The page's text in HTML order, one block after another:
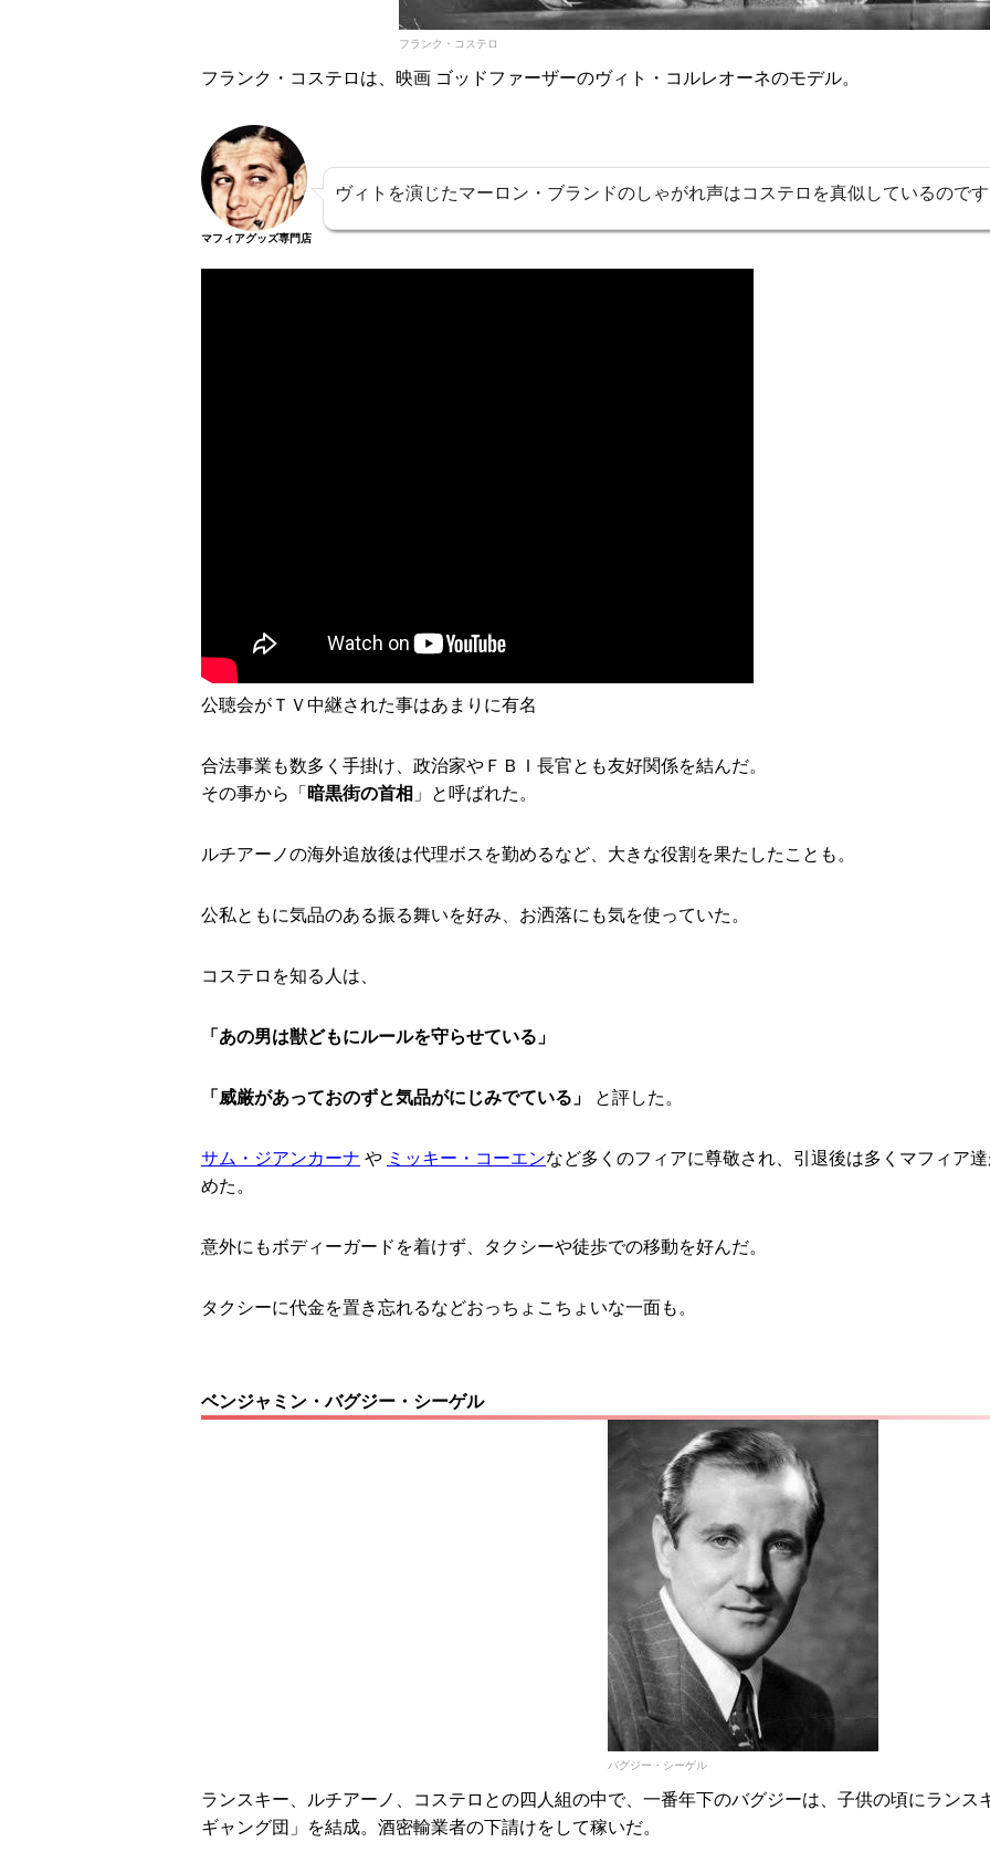
フランク・コステロ
フランク・コステロは、映画 ゴッドファーザーのヴィト・コルレオーネのモデル。
マフィアグッズ専門店
ヴィトを演じたマーロン・ブランドのしゃがれ声はコステロを真似しているので
公聴会がＴＶ中継された事はあまりに有名
合法事業も数多く手掛け、政治家やＦＢＩ長官とも友好関係を結んだ。
その事から「 暗黒街の首相 」と呼ばれた。
ルチアーノの海外追放後は代理ボスを勤めるなど、大きな役割を果たしたことも。
公私ともに気品のある振る舞いを好み、お洒落にも気を使っていた。
コステロを知る人は、
「あの男は獣どもにルールを守らせている」
「威厳があっておのずと気品がにじみでている」 と評した。
サム・ジアンカーナ や ミッキー・コーエンなど多くのフィアに尊敬され、引退後は多くマフィア
めた。
意外にもボディーガードを着けず、タクシーや徒歩での移動を好んだ。
タクシーに代金を置き忘れるなどおっちょこちょいな一面も。
ベンジャミン・バグジー・シーゲル
バグジー・シーゲル
ランスキー、ルチアーノ、コステロとの四人組の中で、一番年下のバグジーは、子供の頃にランス
ギャング団」を結成。酒密輸業者の下請けをして稼いだ。